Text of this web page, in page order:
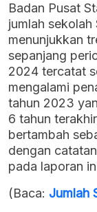
Badan Pusat
jumlah sekolah
menunjukkan
sepanjang
2024 tercatat
mengalami
tahun 2023
6 tahun
bertambah
dengan
pada laporan
(Baca: Jumlah